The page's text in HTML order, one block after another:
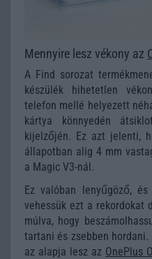
Mennyire lesz vékony az
A Find sorozat
készülék hihetetlen
telefon mellé helyezett
kártya könnyedén
kijelzőjén. Ez azt jelenti,
állapotban alig 4 mm
a Magic V3-nál.
Ez valóban lenyűgöző,
vehessük ezt a rekordokat
múlva, hogy
tartani és zsebben hordani.
az alapja lesz az OnePlus